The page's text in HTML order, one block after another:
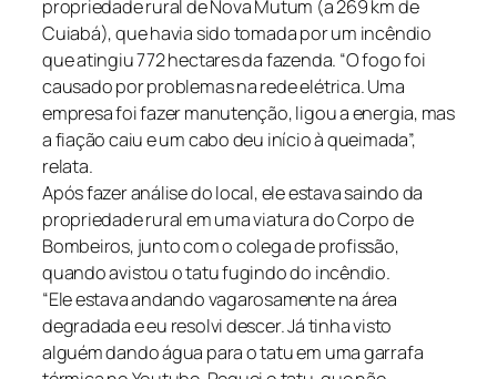
propriedade rural de Nova Mutum (a 269 km de
Cuiabá), que havia sido tomada por um incêndio
que atingiu 772 hectares da fazenda. “O fogo foi
causado por problemas na rede elétrica. Uma
empresa foi fazer manutenção, ligou a energia, mas
a fiação caiu e um cabo deu início à queimada”,
relata.
Após fazer análise do local, ele estava saindo da
propriedade rural em uma viatura do Corpo de
Bombeiros, junto com o colega de profissão,
quando avistou o tatu fugindo do incêndio.
“Ele estava andando vagarosamente na área
degradada e eu resolvi descer. Já tinha visto
alguém dando água para o tatu em uma garrafa